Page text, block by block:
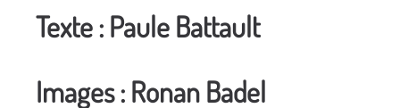
Texte : Paule Battault
Images : Ronan Badel